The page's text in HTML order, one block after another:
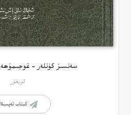
سەنسىز كۈنلەر –
ئۇيغۇر
كىتاب